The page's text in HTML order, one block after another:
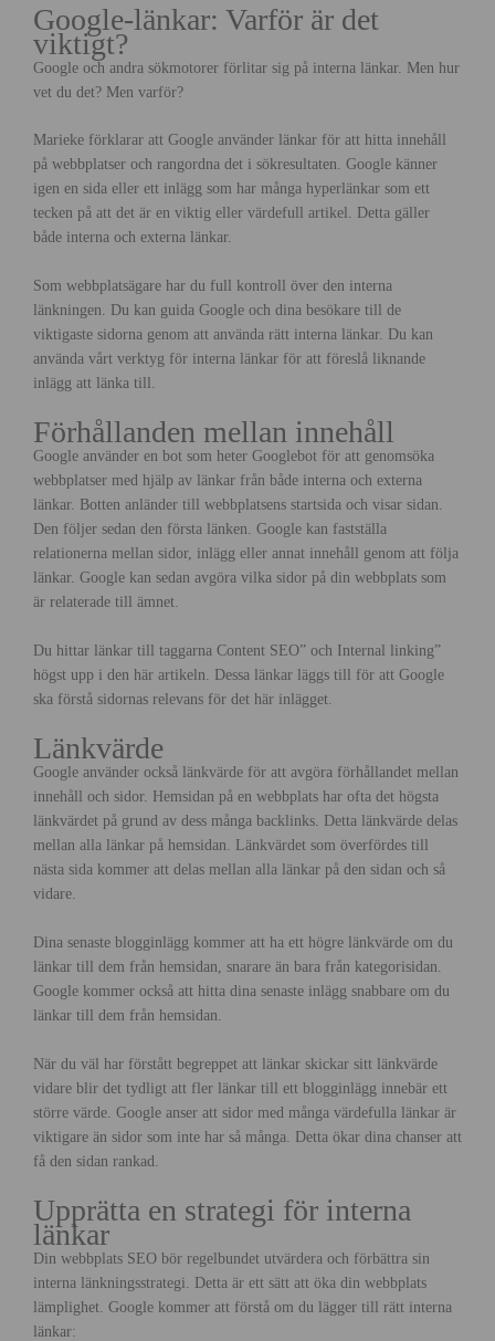
Google-länkar: Varför är det
viktigt?
Google och andra sökmotorer förlitar sig på interna länkar. Men hur
vet du det? Men varför?
Marieke förklarar att Google använder länkar för att hitta innehåll
på webbplatser och rangordna det i sökresultaten. Google känner
igen en sida eller ett inlägg som har många hyperlänkar som ett
tecken på att det är en viktig eller värdefull artikel. Detta gäller
både interna och externa länkar.
Som webbplatsägare har du full kontroll över den interna
länkningen. Du kan guida Google och dina besökare till de
viktigaste sidorna genom att använda rätt interna länkar. Du kan
använda vårt verktyg för interna länkar för att föreslå liknande
inlägg att länka till.
Förhållanden mellan innehåll
Google använder en bot som heter Googlebot för att genomsöka
webbplatser med hjälp av länkar från både interna och externa
länkar. Botten anländer till webbplatsens startsida och visar sidan.
Den följer sedan den första länken. Google kan fastställa
relationerna mellan sidor, inlägg eller annat innehåll genom att följa
länkar. Google kan sedan avgöra vilka sidor på din webbplats som
är relaterade till ämnet.
Du hittar länkar till taggarna Content SEO” och Internal linking”
högst upp i den här artikeln. Dessa länkar läggs till för att Google
ska förstå sidornas relevans för det här inlägget.
Länkvärde
Google använder också länkvärde för att avgöra förhållandet mellan
innehåll och sidor. Hemsidan på en webbplats har ofta det högsta
länkvärdet på grund av dess många backlinks. Detta länkvärde delas
mellan alla länkar på hemsidan. Länkvärdet som överfördes till
nästa sida kommer att delas mellan alla länkar på den sidan och så
vidare.
Dina senaste blogginlägg kommer att ha ett högre länkvärde om du
länkar till dem från hemsidan, snarare än bara från kategorisidan.
Google kommer också att hitta dina senaste inlägg snabbare om du
länkar till dem från hemsidan.
När du väl har förstått begreppet att länkar skickar sitt länkvärde
vidare blir det tydligt att fler länkar till ett blogginlägg innebär ett
större värde. Google anser att sidor med många värdefulla länkar är
viktigare än sidor som inte har så många. Detta ökar dina chanser att
få den sidan rankad.
Upprätta en strategi för interna
länkar
Din webbplats SEO bör regelbundet utvärdera och förbättra sin
interna länkningsstrategi. Detta är ett sätt att öka din webbplats
lämplighet. Google kommer att förstå om du lägger till rätt interna
länkar: